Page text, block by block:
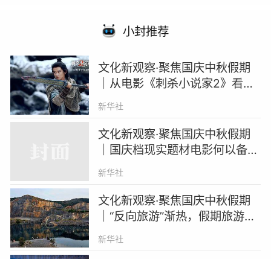
小封推荐
文化新观察·聚焦国庆中秋假期
｜从电影《刺杀小说家2》看中
国奇幻故事创作与表达
新华社
文化新观察·聚焦国庆中秋假期
｜国庆档现实题材电影何以备受
关注？
新华社
文化新观察·聚焦国庆中秋假期
｜“反向旅游”渐热，假期旅游打
开新方式
新华社